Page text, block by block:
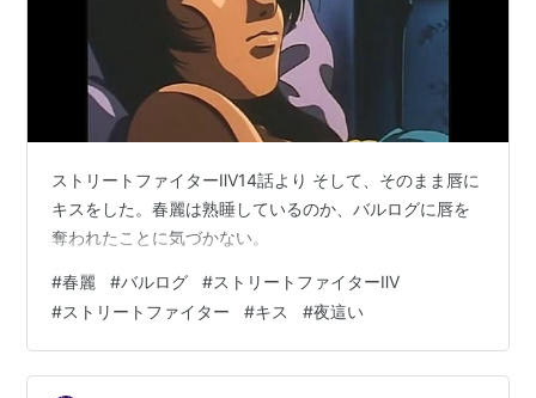
ストリートファイターⅡV14話より そして、そのまま唇に
キスをした。春麗は熟睡しているのか、バルログに唇を
奪われたことに気づかない。
#春麗 #バルログ #ストリートファイターⅡV
#ストリートファイター #キス #夜這い